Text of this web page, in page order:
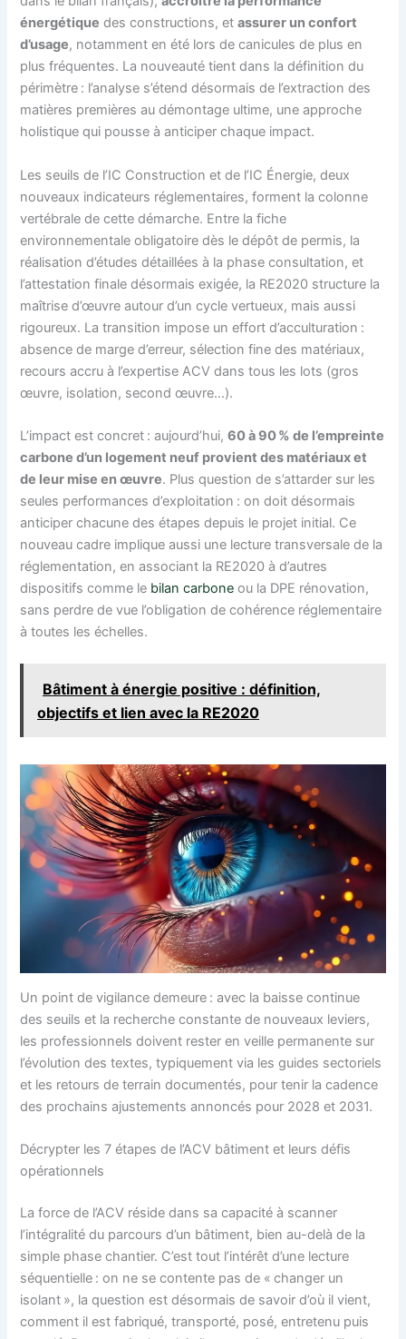
énergétique des constructions, etassurer un confort
d’usage, notamment en été lors de canicules de plus en
plus fréquentes. La nouveauté tient dans la définition du
périmètre : l’analyse s’étend désormais de l’extraction des
matières premières au démontage ultime, une approche
holistique qui pousse à anticiper chaque impact.
Les seuils de l’IC Construction et de l’IC Énergie, deux
nouveaux indicateurs réglementaires, forment la colonne
vertébrale de cette démarche. Entre la fiche
environnementale obligatoire dès le dépôt de permis, la
réalisation d’études détaillées à la phase consultation, et
l’attestation finale désormais exigée, la RE2020 structure la
maîtrise d’œuvre autour d’un cycle vertueux, mais aussi
rigoureux. La transition impose un effort d’acculturation :
absence de marge d’erreur, sélection fine des matériaux,
recours accru à l’expertise ACV dans tous les lots (gros
œuvre, isolation, second œuvre…).
L’impact est concret : aujourd’hui,60 à 90 % de l’empreinte
carbone d’un logement neuf provient des matériaux et
de leur mise en œuvre. Plus question de s’attarder sur les
seules performances d’exploitation : on doit désormais
anticiper chacune des étapes depuis le projet initial. Ce
nouveau cadre implique aussi une lecture transversale de la
réglementation, en associant la RE2020 à d’autres
dispositifs comme le bilan carbone ou la DPE rénovation,
sans perdre de vue l’obligation de cohérence réglementaire
à toutes les échelles.
Bâtiment à énergie positive : définition,
objectifs et lien avec la RE2020
Un point de vigilance demeure : avec la baisse continue
des seuils et la recherche constante de nouveaux leviers,
les professionnels doivent rester en veille permanente sur
l’évolution des textes, typiquement via les guides sectoriels
et les retours de terrain documentés, pour tenir la cadence
des prochains ajustements annoncés pour 2028 et 2031.
Décrypter les 7 étapes de l’ACV bâtiment et leurs défis
opérationnels
La force de l’ACV réside dans sa capacité à scanner
l’intégralité du parcours d’un bâtiment, bien au-delà de la
simple phase chantier. C’est tout l’intérêt d’une lecture
séquentielle : on ne se contente pas de « changer un
isolant », la question est désormais de savoir d’où il vient,
comment il est fabriqué, transporté, posé, entretenu puis